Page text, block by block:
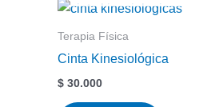
Terapia Física
Cinta Kinesiológica
$ 30.000